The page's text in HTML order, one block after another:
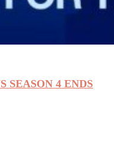
SEASON 4 ENDS